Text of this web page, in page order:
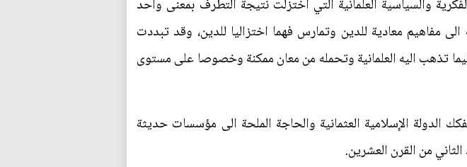
والسياسية العلمانية التي اختزلت نتيجة التطرف بمعنى واحد
مفاهيم معادية للدين وتمارس فهما اختزاليا للدين، وقد تبددت
فيما تذهب اليه العلمانية وتحمله من معان ممكنة وخصوصا على مستوى
الإسلامية العثمانية والحاجة الملحة الى مؤسسات حديثة
من القرن العشرين.